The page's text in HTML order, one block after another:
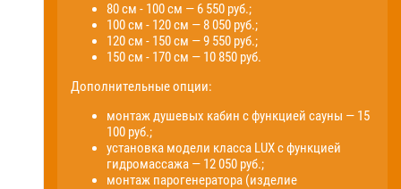
80 см - 100 см — 6 550 руб.;
100 см - 120 см — 8 050 руб.;
120 см - 150 см — 9 550 руб.;
150 см - 170 см — 10 850 руб.
Дополнительные опции:
монтаж душевых кабин с функцией сауны — 15
100 руб.;
установка модели класса LUX с функцией
гидромассажа — 12 050 руб.;
монтаж парогенератора (изделие